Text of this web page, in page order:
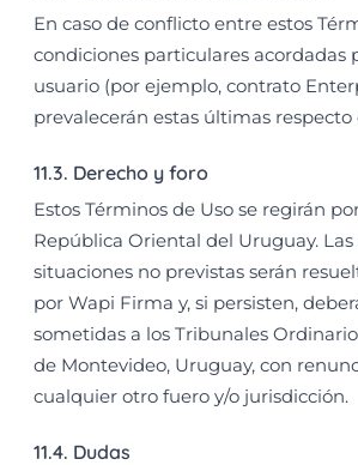
En caso de conflicto entre estos
condiciones particulares acordadas
usuario (por ejemplo, contrato
prevalecerán estas últimas
11.3. Derecho y foro
Estos Términos de Uso se regirán
República Oriental del Uruguay. Las
situaciones no previstas serán
por Wapi Firma y, si persisten,
sometidas a los Tribunales
de Montevideo, Uruguay, con
cualquier otro fuero y/o jurisdicción.
11.4. Dudas